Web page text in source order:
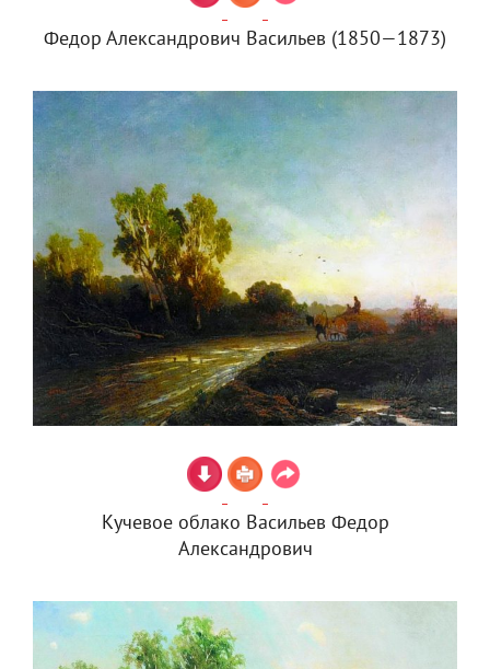
Федор Александрович Васильев (1850—1873)
Кучевое облако Васильев Федор
Александрович